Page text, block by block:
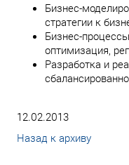
Бизнес-
стратегии к
Бизнес-
оптимизация,
Разработка и
12.02.2013
Назад к архиву